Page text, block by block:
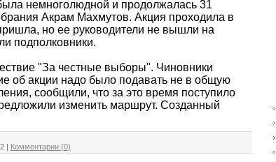
немноголюдной и продолжалась 31
Акрам Махмутов. Акция проходила в
но ее руководители не вышли на
подполковники.
"За честные выборы". Чиновники
об акции надо было подавать не в общую
сообщили, что за это время поступило
изменить маршрут. Созданный
| Комментарии (0)